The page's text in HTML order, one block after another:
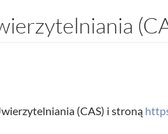
(CAS) i stroną